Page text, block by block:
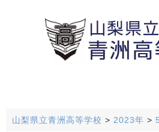
山梨県立青洲高等学校 > 2023年 >